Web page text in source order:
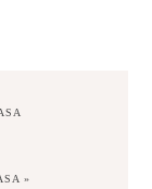
»